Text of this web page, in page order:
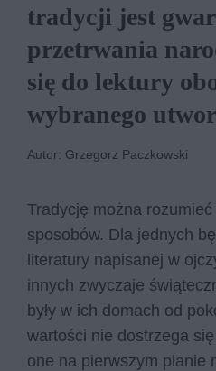
tradycji jest
przetrwania
się do lektury
wybranego
Autor: Grzegorz Paczkowski
Tradycję można
sposobów. Dla jednych
literatury napisanej w
innych zwyczaje
były w ich domach od
wartości nie dostrzega
one na pierwszym planie